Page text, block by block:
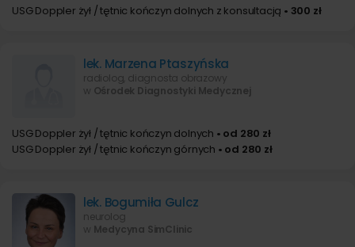
USG Doppler żył / tętnic kończyn dolnych z konsultacją • 300 zł
lek. Marzena Ptaszyńska
radiolog, diagnosta obrazowy
w Ośrodek Diagnostyki Medycznej
USG Doppler żył / tętnic kończyn dolnych • od 280 zł
USG Doppler żył / tętnic kończyn górnych • od 280 zł
lek. Bogumiła Gulcz
neurolog
w Medycyna SimClinic